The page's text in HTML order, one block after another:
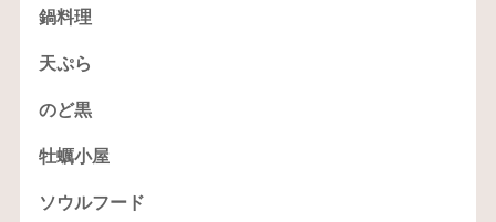
鍋料理
天ぷら
のど黒
牡蠣小屋
ソウルフード